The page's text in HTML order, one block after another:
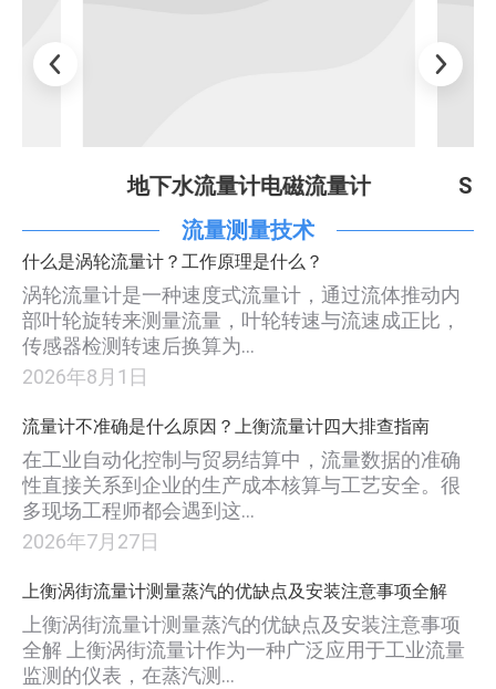
地下水流量计电磁流量计
SHLDE
流量测量技术
什么是涡轮流量计？工作原理是什么？
涡轮流量计是一种速度式流量计，通过流体推动内
部叶轮旋转来测量流量，叶轮转速与流速成正比，
传感器检测转速后换算为…
2026年8月1日
流量计不准确是什么原因？上衡流量计四大排查指南
在工业自动化控制与贸易结算中，流量数据的准确
性直接关系到企业的生产成本核算与工艺安全。很
多现场工程师都会遇到这…
2026年7月27日
上衡涡街流量计测量蒸汽的优缺点及安装注意事项全解
上衡涡街流量计测量蒸汽的优缺点及安装注意事项
全解 上衡涡街流量计作为一种广泛应用于工业流量
监测的仪表，在蒸汽测…